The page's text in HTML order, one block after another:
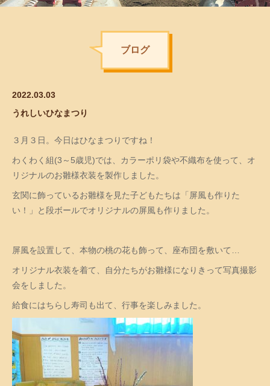
ブログ
2022.03.03
うれしいひなまつり
３月３日。今日はひなまつりですね！
わくわく組(3～5歳児)では、カラーポリ袋や不織布を使って、オ
リジナルのお雛様衣装を製作しました。
玄関に飾っているお雛様を見た子どもたちは「屏風も作りた
い！」と段ボールでオリジナルの屏風も作りました。
屏風を設置して、本物の桃の花も飾って、座布団を敷いて…
オリジナル衣装を着て、自分たちがお雛様になりきって写真撮影
会をしました。
給食にはちらし寿司も出て、行事を楽しみました。